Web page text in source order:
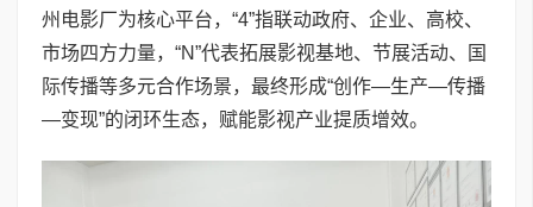
州电影厂为核心平台，“4”指联动政府、企业、高校、
市场四方力量，“N”代表拓展影视基地、节展活动、国
际传播等多元合作场景，最终形成“创作—生产—传播
—变现”的闭环生态，赋能影视产业提质增效。